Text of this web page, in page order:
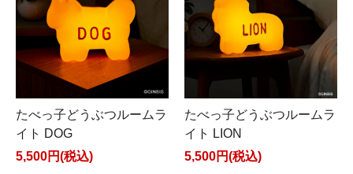
たべっ子どうぶつルームラ
イト DOG
5,500円(税込)
たべっ子どうぶつルームラ
イト LION
5,500円(税込)